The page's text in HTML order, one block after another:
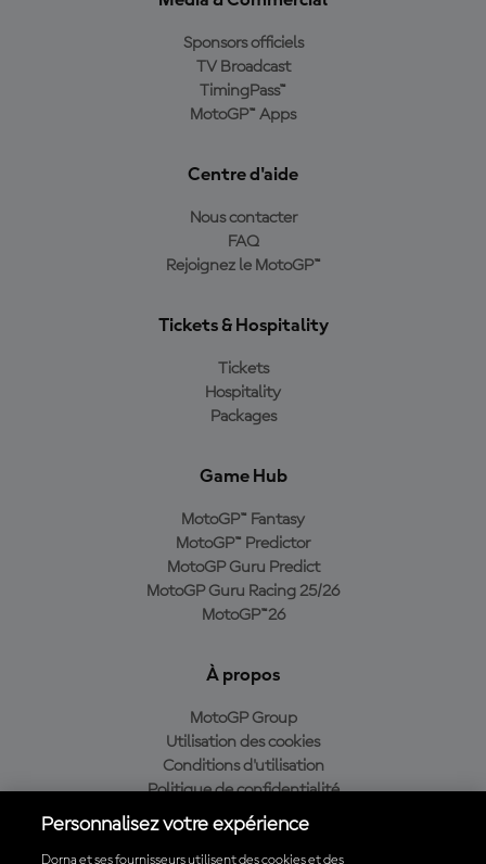
Sponsors officiels
TV Broadcast
TimingPass™
MotoGP™ Apps
Centre d'aide
Nous contacter
FAQ
Rejoignez le MotoGP™
Tickets & Hospitality
Tickets
Hospitality
Packages
Game Hub
MotoGP™ Fantasy
MotoGP™ Predictor
MotoGP Guru Predict
MotoGP Guru Racing 25/26
MotoGP™26
À propos
MotoGP Group
Utilisation des cookies
Conditions d'utilisation
Politique de confidentialité
Politique d’achat
Personnalisez votre expérience
Dorna et ses fournisseurs utilisent des cookies et des